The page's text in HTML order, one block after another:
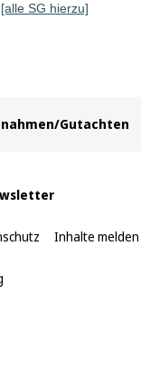
[alle SG hierzu]
Gutachten
Inhalte melden